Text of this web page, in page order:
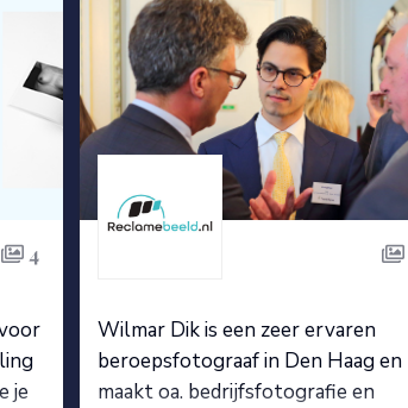
je
4
Wilmar Dik is een zeer ervaren
beroepsfotograaf in Den Haag en
maakt oa. bedrijfsfotografie en